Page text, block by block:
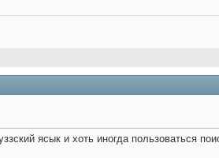
ясык и хоть иногда пользоваться